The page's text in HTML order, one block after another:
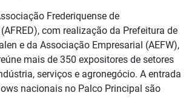
Frederiquense de
com realização da Prefeitura de
e da Associação Empresarial (AEFW),
mais de 350 expositores de setores
serviços e agronegócio. A entrada
nacionais no Palco Principal são